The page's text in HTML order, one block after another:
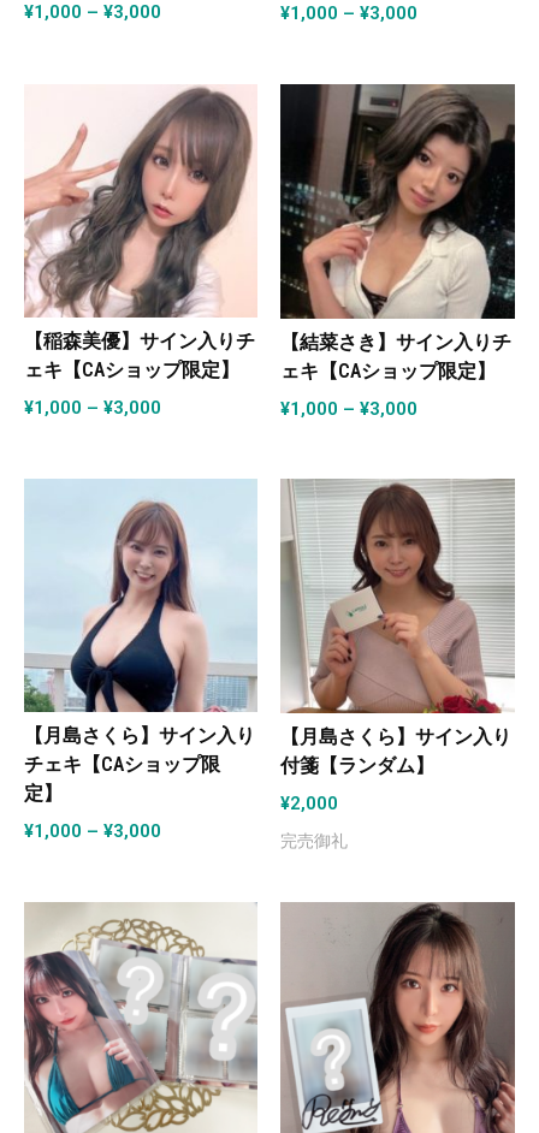
¥1,000 – ¥3,000 ¥1,000 – ¥3,000
【稲森美優】サイン入りチ
ェキ【CAショップ限定】
¥1,000 – ¥3,000
【結菜さき】サイン入りチ
ェキ【CAショップ限定】
¥1,000 – ¥3,000
【月島さくら】サイン入り
チェキ【CAショップ限
定】
¥1,000 – ¥3,000
【月島さくら】サイン入り
付箋【ランダム】
¥2,000